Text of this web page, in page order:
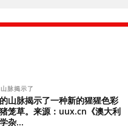
脉揭示了
山脉揭示了一种新的猩猩色彩
笼草。来源：uux.cn《澳大利
杂...